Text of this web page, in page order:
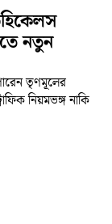
নতুন
তৃণমূলের
নিয়মভঙ্গ নাকি